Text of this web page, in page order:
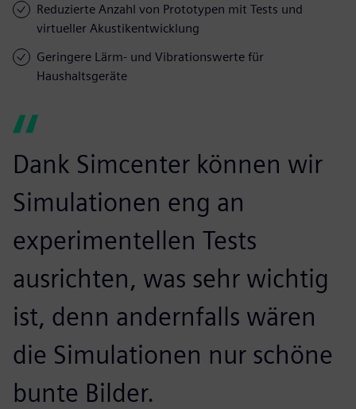
Reduzierte Anzahl von Prototypen mit Tests und
virtueller Akustikentwicklung
Geringere Lärm- und Vibrationswerte für
Haushaltsgeräte
Dank Simcenter können wir
Simulationen eng an
experimentellen Tests
ausrichten, was sehr wichtig
ist, denn andernfalls wären
die Simulationen nur schöne
bunte Bilder.